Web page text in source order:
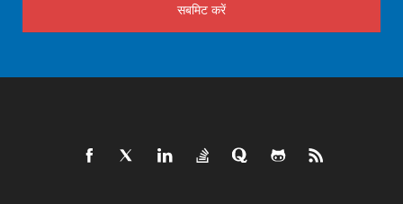
सबमिट करें